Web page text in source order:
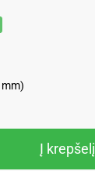
Į krepšelį